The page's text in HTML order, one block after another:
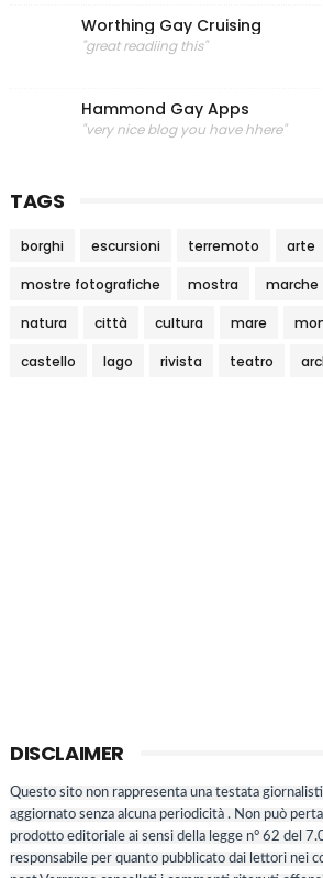
Worthing Gay Cruising
"great readiing this"
Hammond Gay Apps
"very nice blog you have hhere"
TAGS
borghi escursioni terremoto arte
mostre fotografiche mostra marche
natura città cultura mare
castello lago rivista teatro
DISCLAIMER
Questo sito non rappresenta una testata
aggiornato senza alcuna periodicità . Non può
prodotto editoriale ai sensi della legge n° 62 del
responsabile per quanto pubblicato dai lettori nei